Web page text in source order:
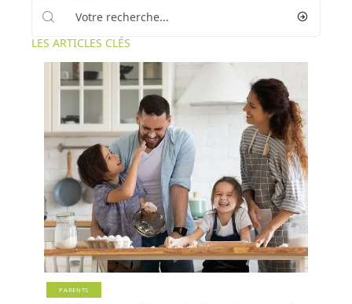
LES ARTICLES CLÉS
PARENTS